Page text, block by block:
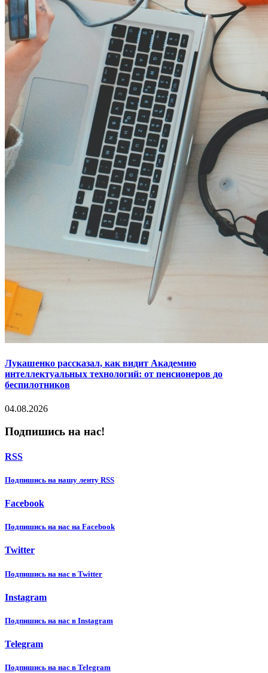
Лукашенко рассказал, как видит Академию
интеллектуальных технологий: от пенсионеров до
беспилотников
04.08.2026
Подпишись на нас!
RSS
Подпишиcь на нашу ленту RSS
Facebook
Подпишиcь на нас на Facebook
Twitter
Подпишиcь на нас в Twitter
Instagram
Подпишиcь на нас в Instagram
Telegram
Подпишиcь на нас в Telegram